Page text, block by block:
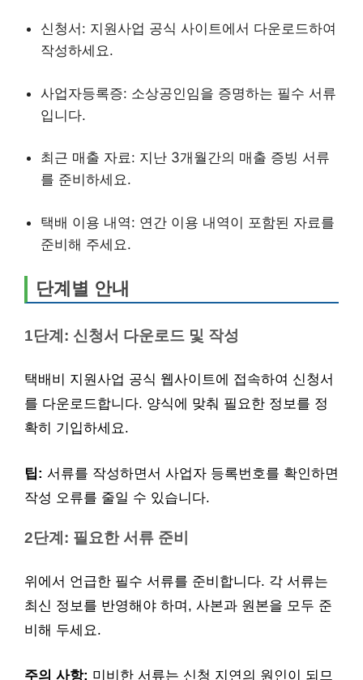
신청서: 지원사업 공식 사이트에서 다운로드하여
작성하세요.
사업자등록증: 소상공인임을 증명하는 필수 서류
입니다.
최근 매출 자료: 지난 3개월간의 매출 증빙 서류
를 준비하세요.
택배 이용 내역: 연간 이용 내역이 포함된 자료를
준비해 주세요.
단계별 안내
1단계: 신청서 다운로드 및 작성
택배비 지원사업 공식 웹사이트에 접속하여 신청서
를 다운로드합니다. 양식에 맞춰 필요한 정보를 정
확히 기입하세요.
팁: 서류를 작성하면서 사업자 등록번호를 확인하면
작성 오류를 줄일 수 있습니다.
2단계: 필요한 서류 준비
위에서 언급한 필수 서류를 준비합니다. 각 서류는
최신 정보를 반영해야 하며, 사본과 원본을 모두 준
비해 두세요.
주의 사항: 미비한 서류는 신청 지연의 원인이 되므